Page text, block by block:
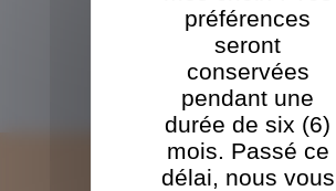
préférences
seront
conservées
pendant une
durée de six (6)
mois. Passé ce
délai, nous vous
PARTICULIER
Ecorce
Douglas